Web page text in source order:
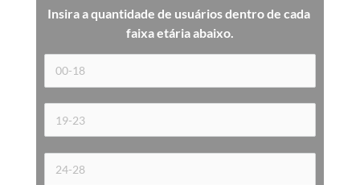
faixa etária abaixo.